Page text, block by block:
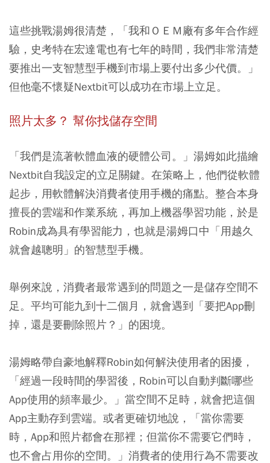
這些挑戰湯姆很清楚，「我和ＯＥＭ廠有多年合作經
驗，史考特在宏達電也有七年的時間，我們非常清楚
要推出一支智慧型手機到市場上要付出多少代價。」
但他毫不懷疑Nextbit可以成功在市場上立足。
照片太多？ 幫你找儲存空間
「我們是流著軟體血液的硬體公司。」湯姆如此描繪
Nextbit自我設定的立足關鍵。在策略上，他們從軟體
起步，用軟體解決消費者使用手機的痛點。整合本身
擅長的雲端和作業系統，再加上機器學習功能，於是
Robin成為具有學習能力，也就是湯姆口中「用越久
就會越聰明」的智慧型手機。
舉例來說，消費者最常遇到的問題之一是儲存空間不
足。平均可能九到十二個月，就會遇到「要把App刪
掉，還是要刪除照片？」的困境。
湯姆略帶自豪地解釋Robin如何解決使用者的困擾，
「經過一段時間的學習後，Robin可以自動判斷哪些
App使用的頻率最少。」當空間不足時，就會把這個
App主動存到雲端。或者更確切地說，「當你需要
時，App和照片都會在那裡；但當你不需要它們時，
也不會占用你的空間。」消費者的使用行為不需要改